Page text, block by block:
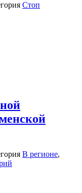
Стоп
В регионе,